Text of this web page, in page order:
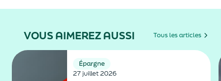
VOUS AIMEREZ AUSSI Tous les articles
Épargne
27 juillet 2026